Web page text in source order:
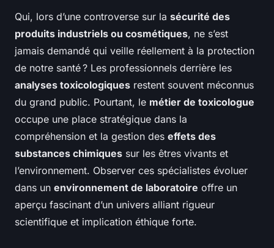
Qui, lors d’une controverse sur la sécurité des
produits industriels ou cosmétiques, ne s’est
jamais demandé qui veille réellement à la protection
de notre santé ? Les professionnels derrière les
analyses toxicologiques restent souvent méconnus
du grand public. Pourtant, le métier de toxicologue
occupe une place stratégique dans la
compréhension et la gestion des effets des
substances chimiques sur les êtres vivants et
l’environnement. Observer ces spécialistes évoluer
dans un environnement de laboratoire offre un
aperçu fascinant d’un univers alliant rigueur
scientifique et implication éthique forte.